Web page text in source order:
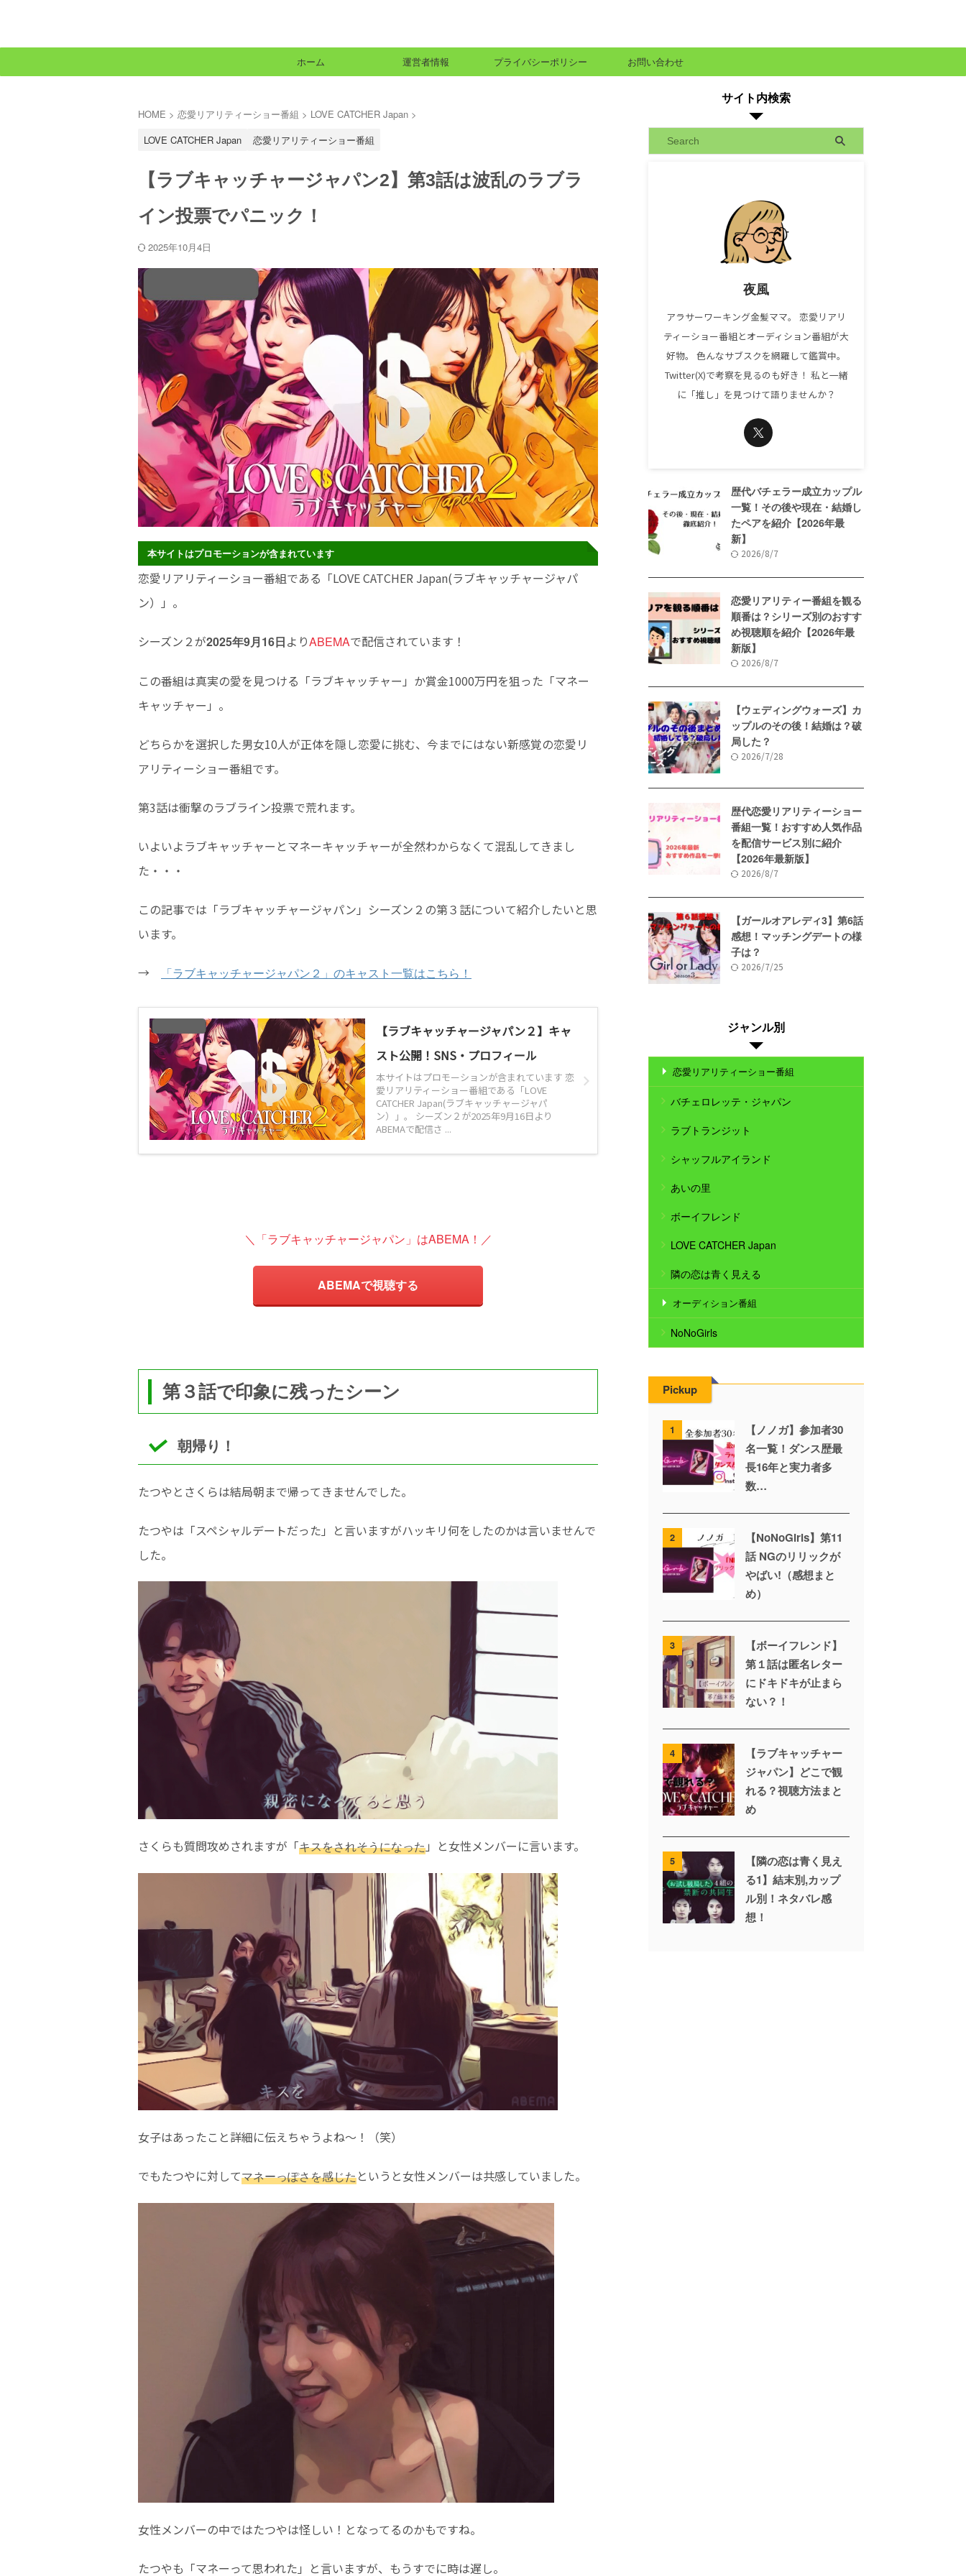
ホーム 運営者情報 プライバシーポリシー お問い合わせ
HOME > 恋愛リアリティーショー番組 > LOVE CATCHER Japan >
LOVE CATCHER Japan
恋愛リアリティーショー番組
【ラブキャッチャージャパン2】第3話は波乱のラブラ
イン投票でパニック！
2025年10月4日
本サイトはプロモーションが含まれています
恋愛リアリティーショー番組である「LOVE CATCHER Japan(ラブキャッチャージャパ
ン）」。
シーズン２が2025年9月16日よりABEMAで配信されています！
この番組は真実の愛を見つける「ラブキャッチャー」か賞金1000万円を狙った「マネー
キャッチャー」。
どちらかを選択した男女10人が正体を隠し恋愛に挑む、今までにはない新感覚の恋愛リ
アリティーショー番組です。
第3話は衝撃のラブライン投票で荒れます。
いよいよラブキャッチャーとマネーキャッチャーが全然わからなくて混乱してきまし
た・・・
この記事では「ラブキャッチャージャパン」シーズン２の第３話について紹介したいと思
います。
→ 「ラブキャッチャージャパン２」のキャスト一覧はこちら！
【ラブキャッチャージャパン２】キャ
スト公開！SNS・プロフィール
本サイトはプロモーションが含まれています 恋
愛リアリティーショー番組である「LOVE
CATCHER Japan(ラブキャッチャージャパ
ン）」。 シーズン２が2025年9月16日より
ABEMAで配信さ ...
＼「ラブキャッチャージャパン」はABEMA！／
ABEMAで視聴する
第３話で印象に残ったシーン
朝帰り！
たつやとさくらは結局朝まで帰ってきませんでした。
たつやは「スペシャルデートだった」と言いますがハッキリ何をしたのかは言いませんで
した。
さくらも質問攻めされますが「キスをされそうになった」と女性メンバーに言います。
女子はあったこと詳細に伝えちゃうよね～！（笑）
でもたつやに対してマネーっぽさを感じたというと女性メンバーは共感していました。
女性メンバーの中ではたつやは怪しい！となってるのかもですね。
たつやも「マネーって思われた」と言いますが、もうすでに時は遅し。
サイト内検索
夜風
アラサーワーキング金髪ママ。 恋愛リアリ
ティーショー番組とオーディション番組が大
好物。 色んなサブスクを網羅して鑑賞中。
Twitter(X)で考察を見るのも好き！ 私と一緒
に「推し」を見つけて語りませんか？
歴代バチェラー成立カップル
一覧！その後や現在・結婚し
たペアを紹介【2026年最
新】
2026/8/7
恋愛リアリティー番組を観る
順番は？シリーズ別のおすす
め視聴順を紹介【2026年最
新版】
2026/8/7
【ウェディングウォーズ】カ
ップルのその後！結婚は？破
局した？
2026/7/28
歴代恋愛リアリティーショー
番組一覧！おすすめ人気作品
を配信サービス別に紹介
【2026年最新版】
2026/8/7
【ガールオアレディ3】第6話
感想！マッチングデートの様
子は？
2026/7/25
ジャンル別
恋愛リアリティーショー番組
バチェロレッテ・ジャパン
ラブトランジット
シャッフルアイランド
あいの里
ボーイフレンド
LOVE CATCHER Japan
隣の恋は青く見える
オーディション番組
NoNoGirls
Pickup
1
【ノノガ】参加者30
名一覧！ダンス歴最
長16年と実力者多
数…
2
【NoNoGirls】第11
話 NGのリリックが
やばい!（感想まと
め）
3
【ボーイフレンド】
第１話は匿名レター
にドキドキが止まら
ない？！
4
【ラブキャッチャー
ジャパン】どこで観
れる？視聴方法まと
め
5
【隣の恋は青く見え
る1】結末別,カップ
ル別！ネタバレ感
想！